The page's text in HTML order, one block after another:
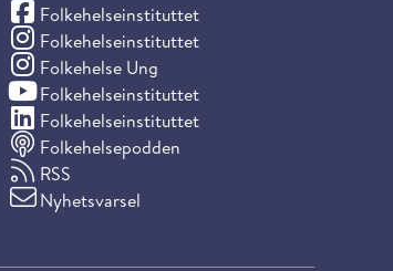
Folkehelseinstituttet
(Facebook)
Folkehelseinstituttet
(Instagram)
Folkehelse Ung
(Instagram)
Folkehelseinstituttet
(YouTube)
Folkehelseinstituttet
(LinkedIn)
Folkehelsepodden
RSS
Nyhetsvarsel